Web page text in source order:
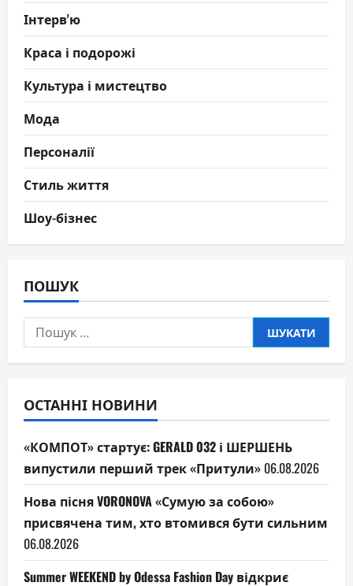
Інтерв'ю
Краса і подорожі
Культура і мистецтво
Мода
Персоналії
Стиль життя
Шоу-бізнес
ПОШУК
Пошук:
ОСТАННІ НОВИНИ
«КОМПОТ» стартує: GERALD 032 і ШЕРШЕНЬ
випустили перший трек «Притули» 06.08.2026
Нова пісня VORONOVA «Сумую за собою»
присвячена тим, хто втомився бути сильним
06.08.2026
Summer WEEKEND by Odessa Fashion Day відкриє